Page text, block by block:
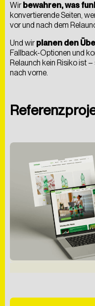
Wir bewahren, was
konvertierende Seiten,
vor und nach dem
Und wir planen den
Fallback-Optionen und
Relaunch kein Risiko ist
nach vorne.
Hiermit bestätige
zu haben. Ich willige
ABSCHICKEN
SCHREIB UNS EINE
Hiermit bestätige
die
willige der
der